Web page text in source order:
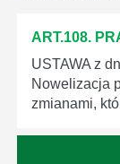
ART.108.
USTAWA z
Nowelizacja
zmianami,